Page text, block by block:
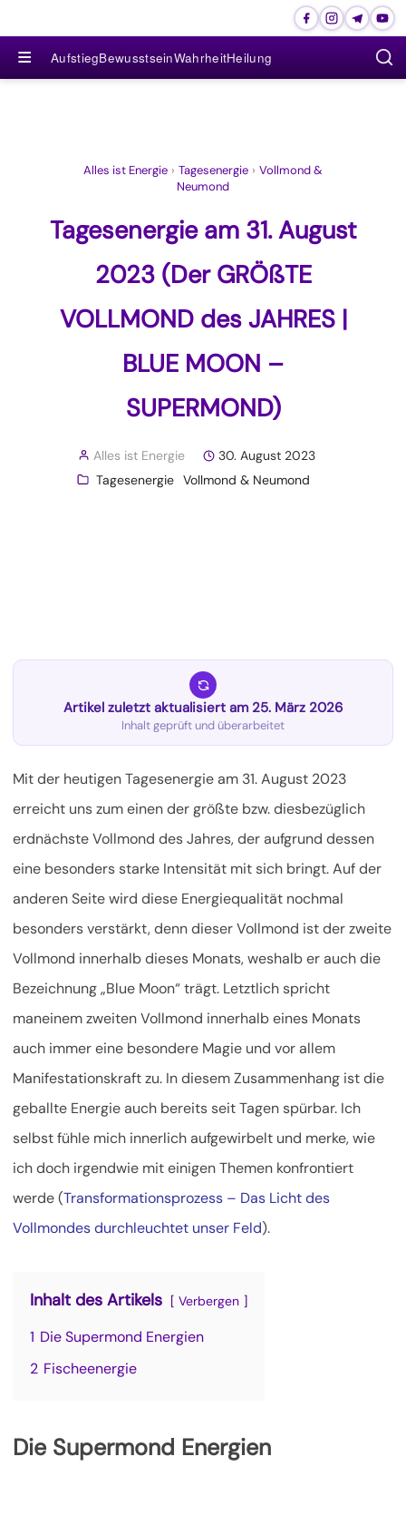
≡ AufstiegBewusstseinWahrheitHeilung
Alles ist Energie › Tagesenergie › Vollmond &
Neumond
Tagesenergie am 31. August
2023 (Der GRÖßTE
VOLLMOND des JAHRES |
BLUE MOON –
SUPERMOND)
Alles ist Energie
30. August 2023
Tagesenergie Vollmond & Neumond
Artikel zuletzt aktualisiert am 25. März 2026
Inhalt geprüft und überarbeitet
Mit der heutigen Tagesenergie am 31. August 2023
erreicht uns zum einen der größte bzw. diesbezüglich
erdnächste Vollmond des Jahres, der aufgrund dessen
eine besonders starke Intensität mit sich bringt. Auf der
anderen Seite wird diese Energiequalität nochmal
besonders verstärkt, denn dieser Vollmond ist der zweite
Vollmond innerhalb dieses Monats, weshalb er auch die
Bezeichnung „Blue Moon“ trägt. Letztlich spricht
maneinem zweiten Vollmond innerhalb eines Monats
auch immer eine besondere Magie und vor allem
Manifestationskraft zu. In diesem Zusammenhang ist die
geballte Energie auch bereits seit Tagen spürbar. Ich
selbst fühle mich innerlich aufgewirbelt und merke, wie
ich doch irgendwie mit einigen Themen konfrontiert
werde (Transformationsprozess – Das Licht des
Vollmondes durchleuchtet unser Feld).
Inhalt des Artikels Verbergen
1 Die Supermond Energien
2 Fischeenergie
Die Supermond Energien